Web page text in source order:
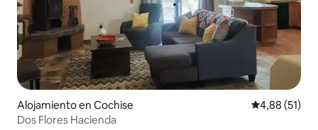
Alojamiento en Cochise Calificación
4,88 (51)
Dos Flores Hacienda